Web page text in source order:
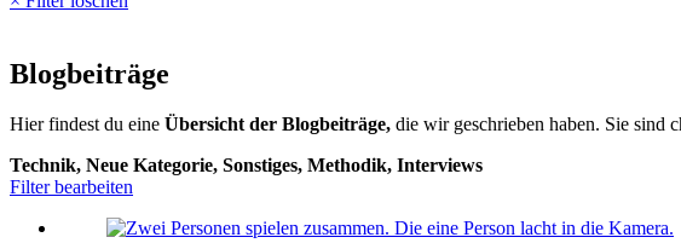
Blogbeiträge
Hier findest du eine Übersicht der Blogbeiträge, die wir geschrieben haben. Sie sind
Technik, Neue Kategorie, Sonstiges, Methodik, Interviews
Filter bearbeiten